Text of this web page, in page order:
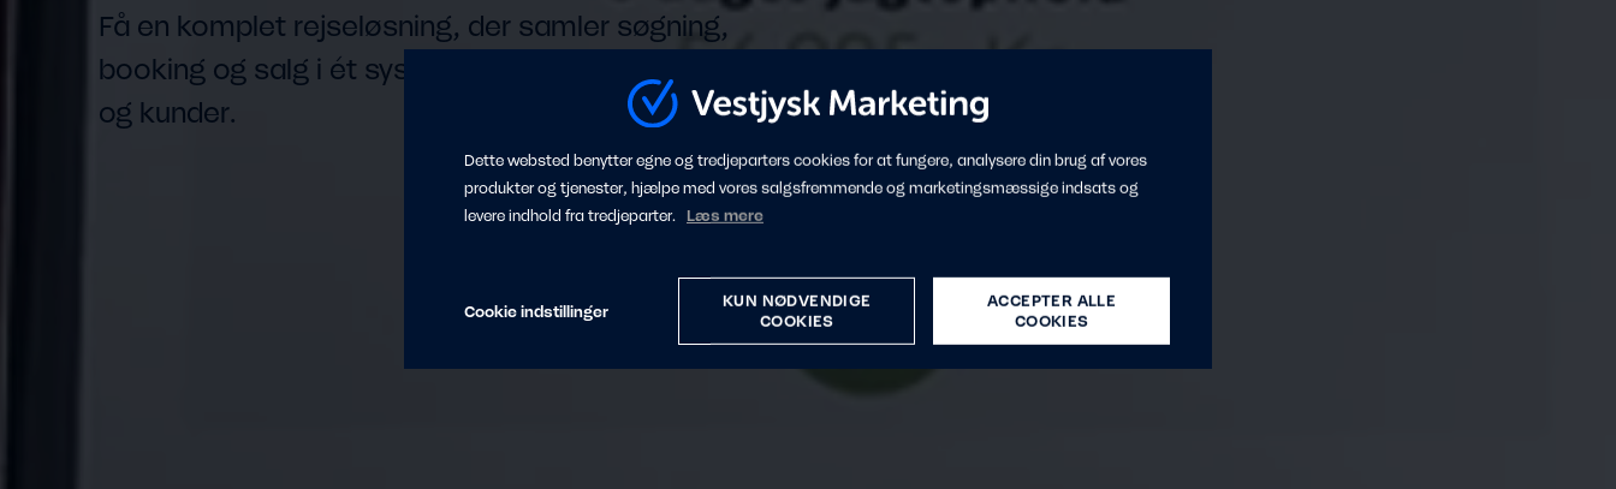
Få en komplet rejseløsning, der samler søgning,
booking og salg i ét system – tilpasset dine rejser
og kunder.
Dette websted benytter egne og tredjeparters cookies for at fungere, analysere din brug af vores
produkter og tjenester, hjælpe med vores salgsfremmende og marketingsmæssige indsats og
levere indhold fra tredjeparter. Læs mere
Cookie indstillinger
KUN NØDVENDIGE
COOKIES
ACCEPTER ALLE
COOKIES